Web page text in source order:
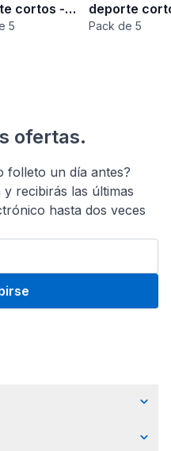
cortos -
5
deporte
Negro
Pack de 5
ofertas.
folleto un día antes?
recibirás las últimas
hasta dos veces